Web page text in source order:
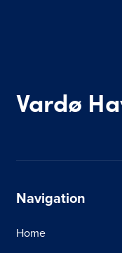
Vardø
Navigation
Home